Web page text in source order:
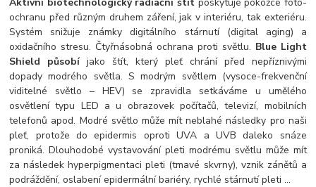
ochranu před různým druhem záření, jak v interiéru, tak exteriéru.
Systém snižuje známky digitálního stárnutí (digital aging) a
oxidačního stresu. Čtyřnásobná ochrana proti světlu. Blue Light
Shield působíjako štít, který pleť chrání před nepříznivými
dopady modrého světla. S modrým světlem (vysoce-frekvenční
viditelné světlo – HEV) se zpravidla setkáváme u umělého
osvětlení typu LED a u obrazovek počítačů, televizí, mobilních
telefonů apod. Modré světlo může mít neblahé následky pro naši
pleť, protože do epidermis oproti UVA a UVB daleko snáze
proniká. Dlouhodobé vystavování pleti modrému světlu může mít
za následek hyperpigmentaci pleti (tmavé skvrny), vznik zánětů a
podráždění, oslabení epidermální bariéry, rychlé stárnutí pleti ...